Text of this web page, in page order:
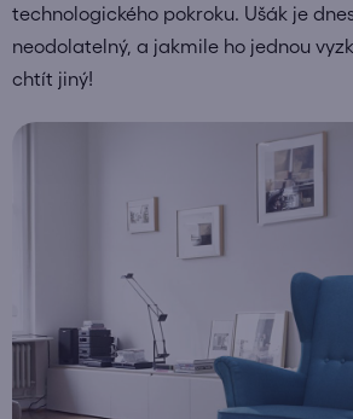
technologického pokroku. Ušák je
neodolatelný, a jakmile ho jednou
chtít jiný!